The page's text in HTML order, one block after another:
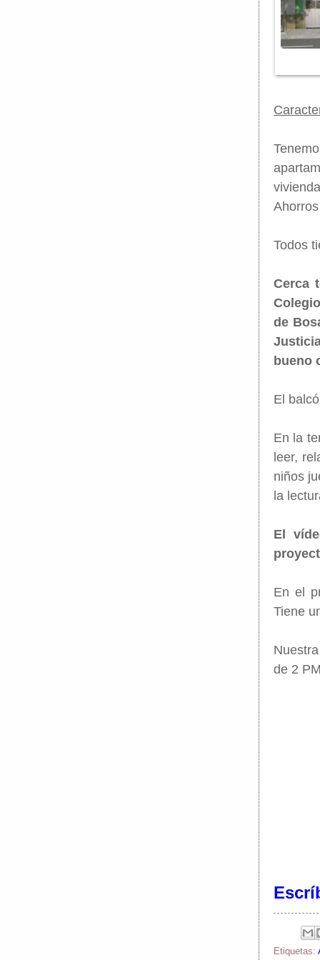
Todos
Cerca
de
bueno
El
En la
leer,
niños
la
El
En el
Tiene
de 2
Etiquetas: